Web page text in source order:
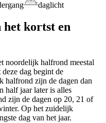
daglicht
het kortst en
noordelijk halfrond meestal
dag begint de
halfrond zijn de dagen dan
half jaar later is alles
zijn de dagen op 20, 21 of
Op het zuidelijk
dag van het jaar.